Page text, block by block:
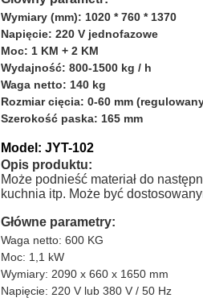
Wymiary (mm): 1020 * 760 * 1370
Napięcie: 220 V jednofazowe
Moc: 1 KM + 2 KM
Wydajność: 800-1500 kg / h
Waga netto: 140 kg
Rozmiar cięcia: 0-60 mm
Szerokość paska: 165 mm
Model: JYT-102
Opis produktu:
Może podnieść materiał do
kuchnia itp. Może być
Główne parametry:
Waga netto: 600 KG
Moc: 1,1 kW
Wymiary: 2090 x 660 x 1650 mm
Napięcie: 220 V lub 380 V / 50 Hz